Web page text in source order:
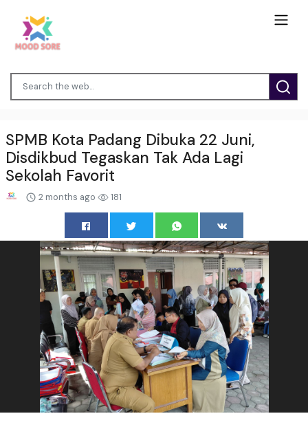
SPMB Kota Padang Dibuka 22 Juni,
Disdikbud Tegaskan Tak Ada Lagi
Sekolah Favorit
2 months ago 181